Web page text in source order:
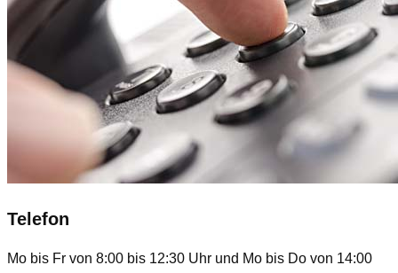
Telefon
Mo bis Fr von 8:00 bis 12:30 Uhr und Mo bis Do von 14:00